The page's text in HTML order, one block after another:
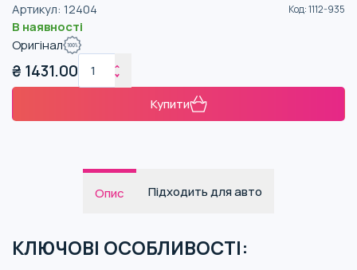
Артикул: 12404 Код:1112-935
В наявності
Оригінал
₴ 1431.00
Купити
Опис Підходить для авто
КЛЮЧОВІ ОСОБЛИВОСТІ: